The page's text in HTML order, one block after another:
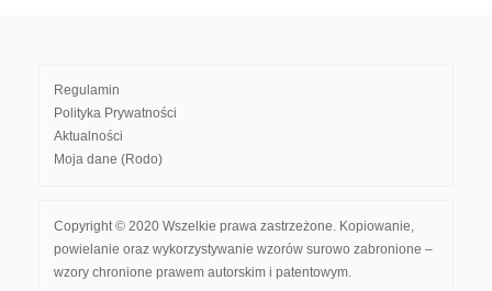
Regulamin
Polityka Prywatności
Aktualności
Moja dane (Rodo)
Copyright © 2020 Wszelkie prawa zastrzeżone. Kopiowanie,
powielanie oraz wykorzystywanie wzorów surowo zabronione –
wzory chronione prawem autorskim i patentowym.